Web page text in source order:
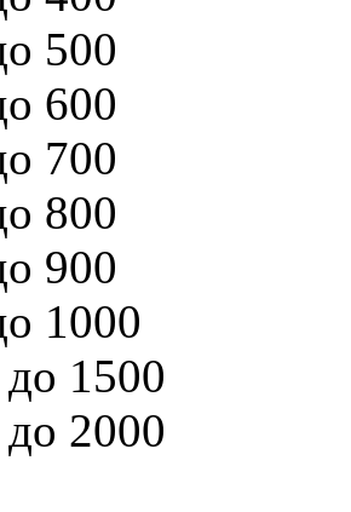
500
600
700
800
900
1000
1500
2000